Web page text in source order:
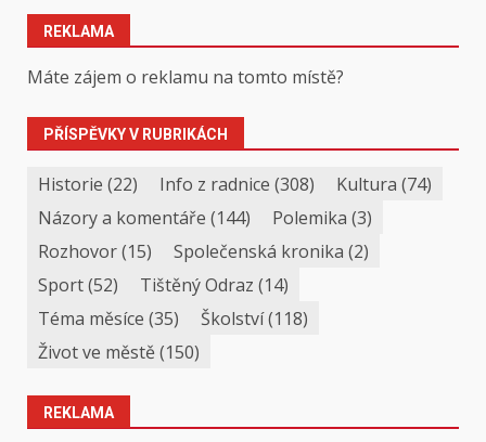
příspěvků
REKLAMA
Máte zájem o reklamu na tomto místě?
PŘÍSPĚVKY V RUBRIKÁCH
Historie (22) Info z radnice (308) Kultura (74)
Názory a komentáře (144) Polemika (3)
Rozhovor(15) Společenská kronika (2)
Sport(52) Tištěný Odraz (14)
Téma měsíce (35) Školství(118)
Život ve městě(150)
REKLAMA